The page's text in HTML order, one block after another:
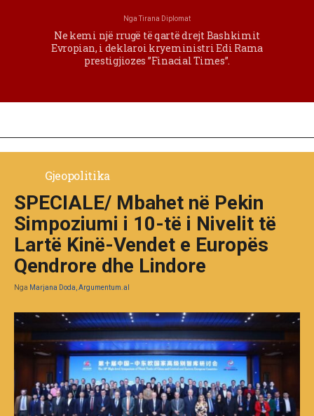
NgaTirana Diplomat
Ne kemi një rrugë të qartë drejt Bashkimit
Evropian, i deklaroi kryeministri Edi Rama
prestigjiozes ”Finacial Times”.
Gjeopolitika
SPECIALE/ Mbahet në Pekin
Simpoziumi i 10-të i Nivelit të
Lartë Kinë-Vendet e Europës
Qendrore dhe Lindore
Nga Marjana Doda, Argumentum.al